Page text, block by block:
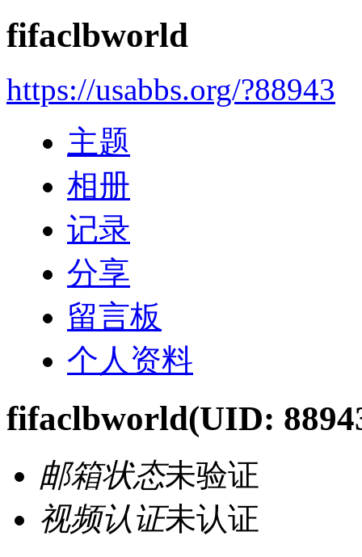
fifaclbworld
https://usabbs.org/?88943
主题
相册
记录
分享
留言板
个人资料
fifaclbworld(UID:
邮箱状态未验证
视频认证未认证